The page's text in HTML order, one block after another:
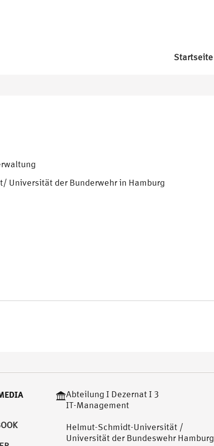
Startseite
Universität der Bunderwehr in Hamburg
Abteilung I Dezernat I 3
IT-Management
Helmut-Schmidt-Universität /
Universität der Bundeswehr Hamburg